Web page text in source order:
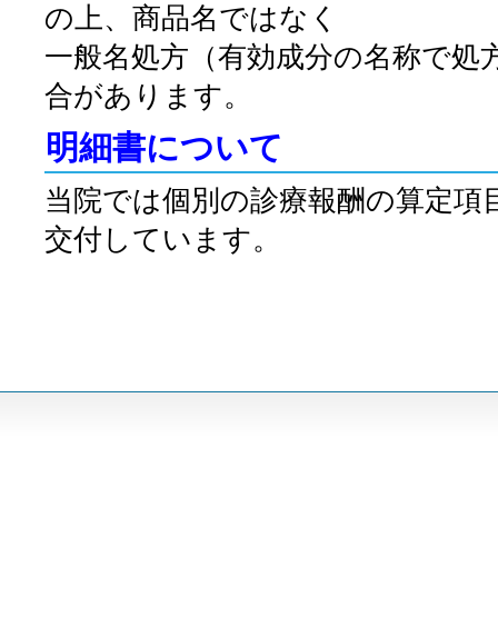
の上、商品名ではなく
一般名処方（有効成分の名称で処
合があります。
明細書について
当院では個別の診療報酬の算定項
交付しています。